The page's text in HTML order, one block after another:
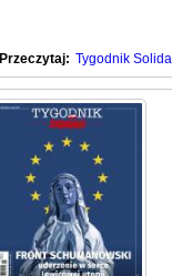
Przeczytaj: Tygodnik